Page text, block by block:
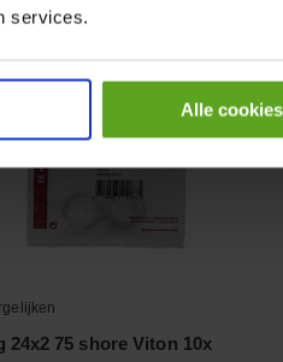
services.
Alle
24x2 75 shore Viton 10x